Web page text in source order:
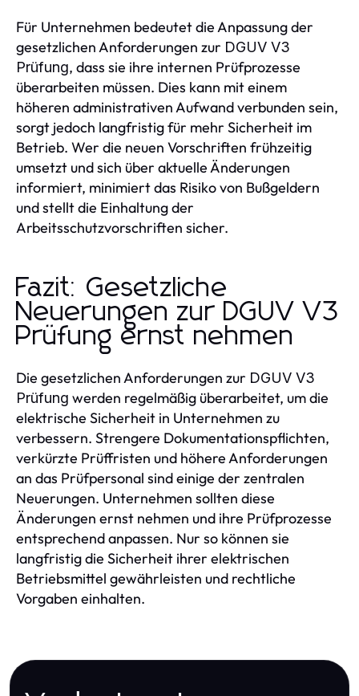
Für Unternehmen bedeutet die Anpassung der
gesetzlichen Anforderungen zur DGUV V3
Prüfung, dass sie ihre internen Prüfprozesse
überarbeiten müssen. Dies kann mit einem
höheren administrativen Aufwand verbunden sein,
sorgt jedoch langfristig für mehr Sicherheit im
Betrieb. Wer die neuen Vorschriften frühzeitig
umsetzt und sich über aktuelle Änderungen
informiert, minimiert das Risiko von Bußgeldern
und stellt die Einhaltung der
Arbeitsschutzvorschriften sicher.
Fazit: Gesetzliche
Neuerungen zur DGUV V3
Prüfung ernst nehmen
Die gesetzlichen Anforderungen zur DGUV V3
Prüfung werden regelmäßig überarbeitet, um die
elektrische Sicherheit in Unternehmen zu
verbessern. Strengere Dokumentationspflichten,
verkürzte Prüffristen und höhere Anforderungen
an das Prüfpersonal sind einige der zentralen
Neuerungen. Unternehmen sollten diese
Änderungen ernst nehmen und ihre Prüfprozesse
entsprechend anpassen. Nur so können sie
langfristig die Sicherheit ihrer elektrischen
Betriebsmittel gewährleisten und rechtliche
Vorgaben einhalten.